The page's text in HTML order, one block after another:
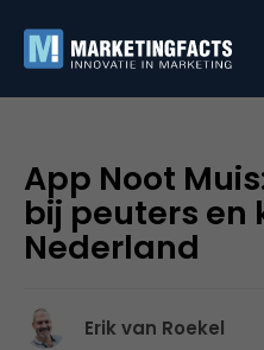
App Noot
bij peuters en
Nederland
Erik van Roekel